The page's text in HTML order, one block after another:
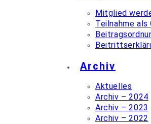
Mitglied
Teilnahme als
Archiv
Aktuelles
Archiv – 2024
Archiv – 2023
Archiv – 2022